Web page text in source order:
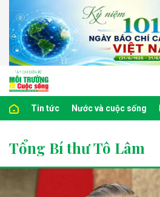
Tin tức Nước và cuộc sống
Tổng Bí thư Tô Lâm